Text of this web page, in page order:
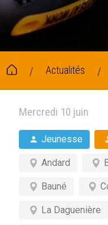
/ Actualités /
Mercredi 10 juin
Jeunesse
Andard
Bauné
La Daguenière